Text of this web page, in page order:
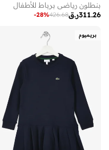
بنطلون رياضي برباط للأطفال
ر.ق311.26
426.68
-28%
بريميوم